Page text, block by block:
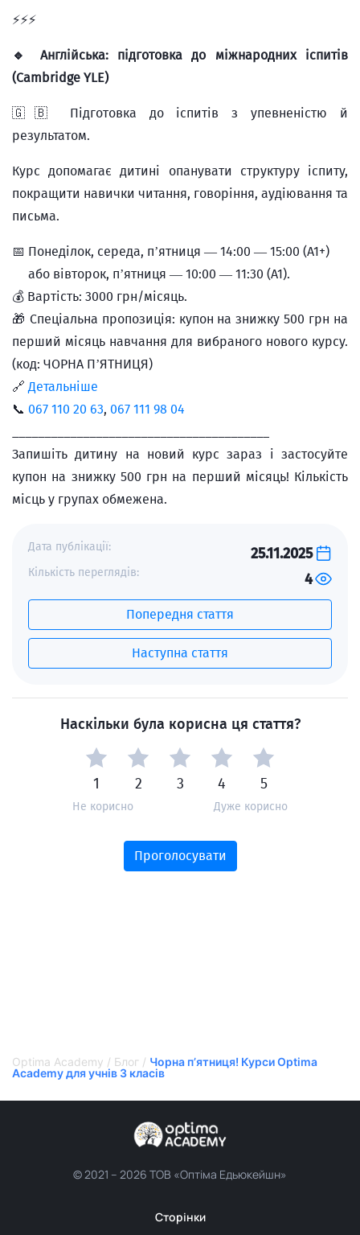
⚡️⚡️⚡️
🔹 Англійська: підготовка до міжнародних іспитів
(Cambridge YLE)
🇬🇧 Підготовка до іспитів з упевненістю й
результатом.
Курс допомагає дитині опанувати структуру іспиту,
покращити навички читання, говоріння, аудіювання та
письма.
📅 Понеділок, середа, п’ятниця — 14:00 — 15:00 (A1+)
або вівторок, п’ятниця — 10:00 — 11:30 (A1).
💰 Вартість: 3000 грн/місяць.
🎁 Спеціальна пропозиція: купон на знижку 500 грн на
перший місяць навчання для вибраного нового курсу.
(код: ЧОРНА П’ЯТНИЦЯ)
🔗Детальніше
📞 067 110 20 63, 067 111 98 04
Запишіть дитину на новий курс зараз і застосуйте
купон на знижку 500 грн на перший місяць! Кількість
місць у групах обмежена.
Дата публікації: 25.11.2025
Кількість переглядів: 4
Попередня стаття
Наступна стаття
Наскільки була корисна ця стаття?
1 2 3 4 5
Не корисно Дуже корисно
Проголосувати
Optima Academy / Блог / Чорна п’ятниця! Курси Optima
Academy для учнів 3 класів
© 2021 – 2026 ТОВ «Оптіма Едьюкейшн»
Сторінки